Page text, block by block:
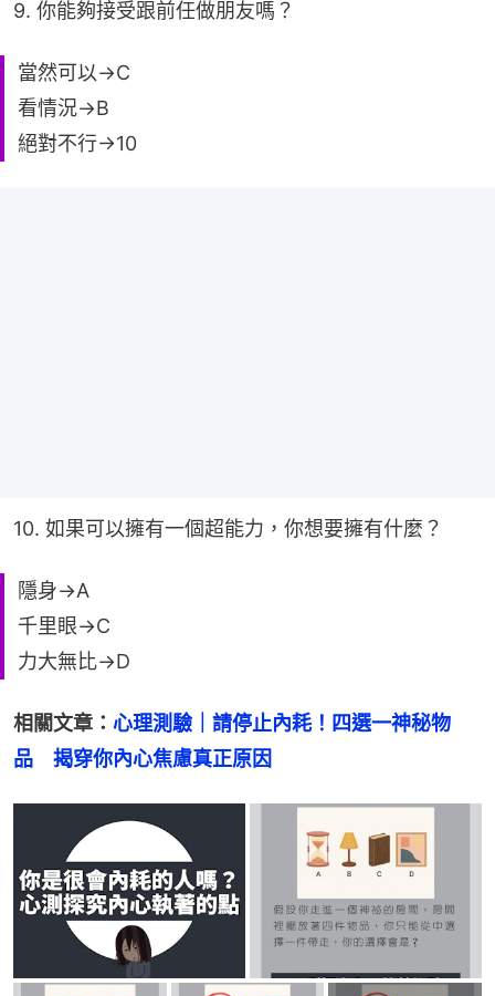
9. 你能夠接受跟前任做朋友嗎？
當然可以→C
看情況→B
絕對不行→10
10. 如果可以擁有一個超能力，你想要擁有什麼？
隱身→A
千里眼→C
力大無比→D
相關文章： 心理測驗｜請停止內耗！四選一神秘物
品　揭穿你內心焦慮真正原因